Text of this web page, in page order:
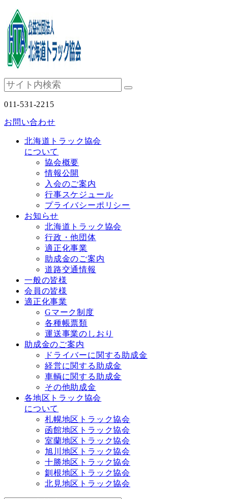
011-531-2215
お問い合わせ
北海道トラック協会
について
協会概要
情報公開
入会のご案内
行事スケジュール
プライバシーポリシー
お知らせ
北海道トラック協会
行政・他団体
適正化事業
助成金のご案内
道路交通情報
一般の皆様
会員の皆様
適正化事業
Gマーク制度
各種帳票類
運送事業のしおり
助成金のご案内
ドライバーに関する助成金
経営に関する助成金
車輌に関する助成金
その他助成金
各地区トラック協会
について
札幌地区トラック協会
函館地区トラック協会
室蘭地区トラック協会
旭川地区トラック協会
十勝地区トラック協会
釧根地区トラック協会
北見地区トラック協会